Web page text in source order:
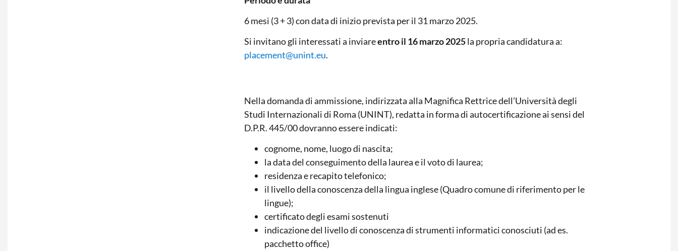
6 mesi (3 + 3) con data di inizio prevista per il 31 marzo 2025.
Si invitano gli interessati a inviareentro il 16 marzo 2025la propria candidatura a:
placement@unint.eu.
Nella domanda di ammissione, indirizzata alla Magnifica Rettrice dell’Università degli
Studi Internazionali di Roma (UNINT), redatta in forma di autocertificazione ai sensi del
D.P.R. 445/00 dovranno essere indicati:
cognome, nome, luogo di nascita;
la data del conseguimento della laurea e il voto di laurea;
residenza e recapito telefonico;
il livello della conoscenza della lingua inglese (Quadro comune di riferimento per le
lingue);
certificato degli esami sostenuti
indicazione del livello di conoscenza di strumenti informatici conosciuti (ad es.
pacchetto office)